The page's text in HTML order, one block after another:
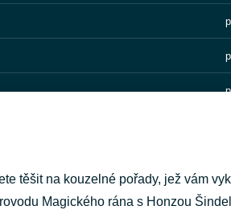
těšit na kouzelné pořady, jež vám
Magického rána s Honzou